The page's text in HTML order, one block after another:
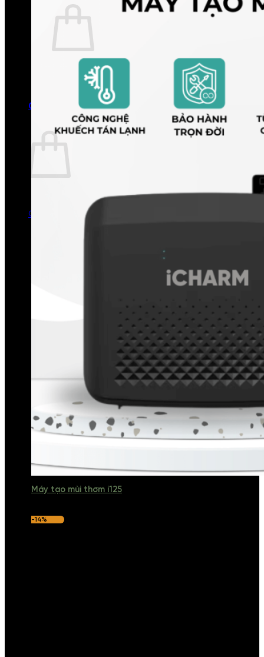
Chưa có sản phẩm trong giỏ hàng.
Quay trở lại cửa hàng
0
Giỏ hàng
Chưa có sản phẩm trong giỏ hàng.
Quay trở lại cửa hàng
Máy tạo mùi thơm i125
-14%